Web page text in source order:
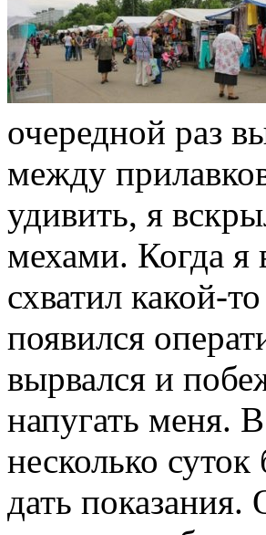
очередной раз
между
удивить, я
мехами. Когда я
схватил какой-
появился
вырвался и
напугать меня.
несколько
дать показания.